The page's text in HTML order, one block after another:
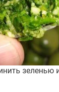
зеленью